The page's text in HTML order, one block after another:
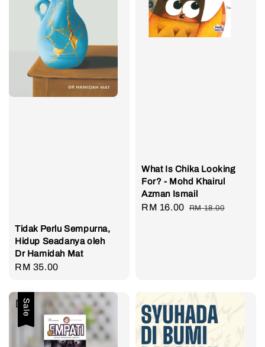
Tidak Perlu Sempurna,
Hidup Seadanya oleh
Dr Hamidah Mat
Regular
RM 35.00
What Is Chika Looking
For? - Mohd Khairul
Azman Ismail
Sale
RM 16.00 Regular
RM 18.00
Sale